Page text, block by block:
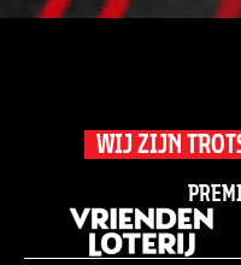
WIJ ZIJN